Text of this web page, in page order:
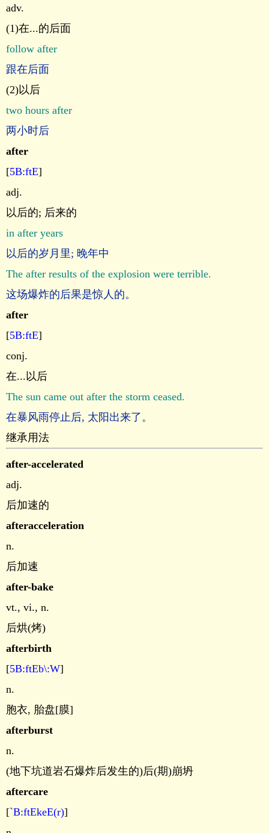
adv.
(1)在...的后面
follow after
跟在后面
(2)以后
two hours after
两小时后
after
[5B:ftE]
adj.
以后的; 后来的
in after years
以后的岁月里; 晚年中
The after results of the explosion were terrible.
这场爆炸的后果是惊人的。
after
[5B:ftE]
conj.
在...以后
The sun came out after the storm ceased.
在暴风雨停止后, 太阳出来了。
继承用法
after-accelerated
adj.
后加速的
afteracceleration
n.
后加速
after-bake
vt., vi., n.
后烘(烤)
afterbirth
[5B:ftEb\:W]
n.
胞衣, 胎盘[膜]
afterburst
n.
(地下坑道岩石爆炸后发生的)后(期)崩坍
aftercare
[`B:ftEkeE(r)]